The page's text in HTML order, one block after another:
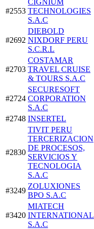
#2553 TECHNOLOGIES
S.A.C
#2692
DIEBOLD
NIXDORF PERU
S.C.R.L
#2703
COSTAMAR
TRAVEL CRUISE
& TOURS S.A.C
#2724
SECURESOFT
CORPORATION
S.A.C
#2748 INSERTEL
#2830
TIVIT PERU
TERCERIZACION
DE PROCESOS,
SERVICIOS Y
TECNOLOGIA
S.A.C
#3249
ZOLUXIONES
BPO S.A.C
#3420
MIATECH
INTERNATIONAL
S.A.C